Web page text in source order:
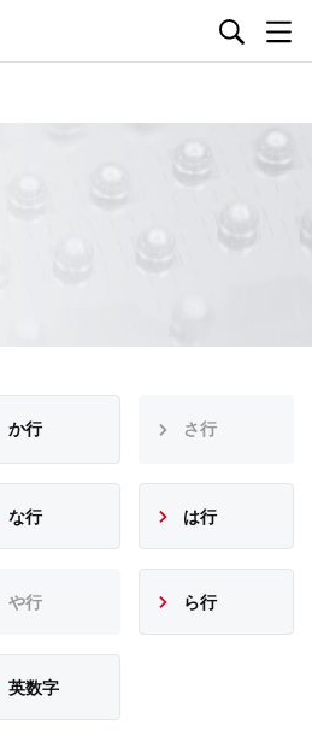
か行 さ行
な行 は行
や行 ら行
英数字